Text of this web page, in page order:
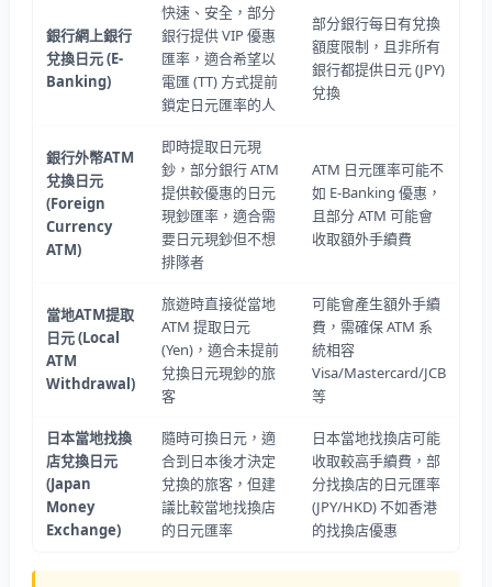
銀行網上銀行
兌換日元(E-
Banking)
快速、安全，部分
銀行提供 VIP 優惠
匯率，適合希望以
電匯 (TT) 方式提前
鎖定日元匯率的人
部分銀行每日有兌換
額度限制，且非所有
銀行都提供日元 (JPY)
兌換
銀行外幣ATM
兌換日元
(Foreign
Currency
ATM)
即時提取日元現
鈔，部分銀行 ATM
提供較優惠的日元
現鈔匯率，適合需
要日元現鈔但不想
排隊者
ATM 日元匯率可能不
如 E-Banking 優惠，
且部分 ATM 可能會
收取額外手續費
當地ATM提取
日元(Local
ATM
Withdrawal)
旅遊時直接從當地
ATM 提取日元
(Yen)，適合未提前
兌換日元現鈔的旅
客
可能會產生額外手續
費，需確保 ATM 系
統相容
Visa/Mastercard/JCB
等
日本當地找換
店兌換日元
(Japan
Money
Exchange)
隨時可換日元，適
合到日本後才決定
兌換的旅客，但建
議比較當地找換店
的日元匯率
日本當地找換店可能
收取較高手續費，部
分找換店的日元匯率
(JPY/HKD) 不如香港
的找換店優惠